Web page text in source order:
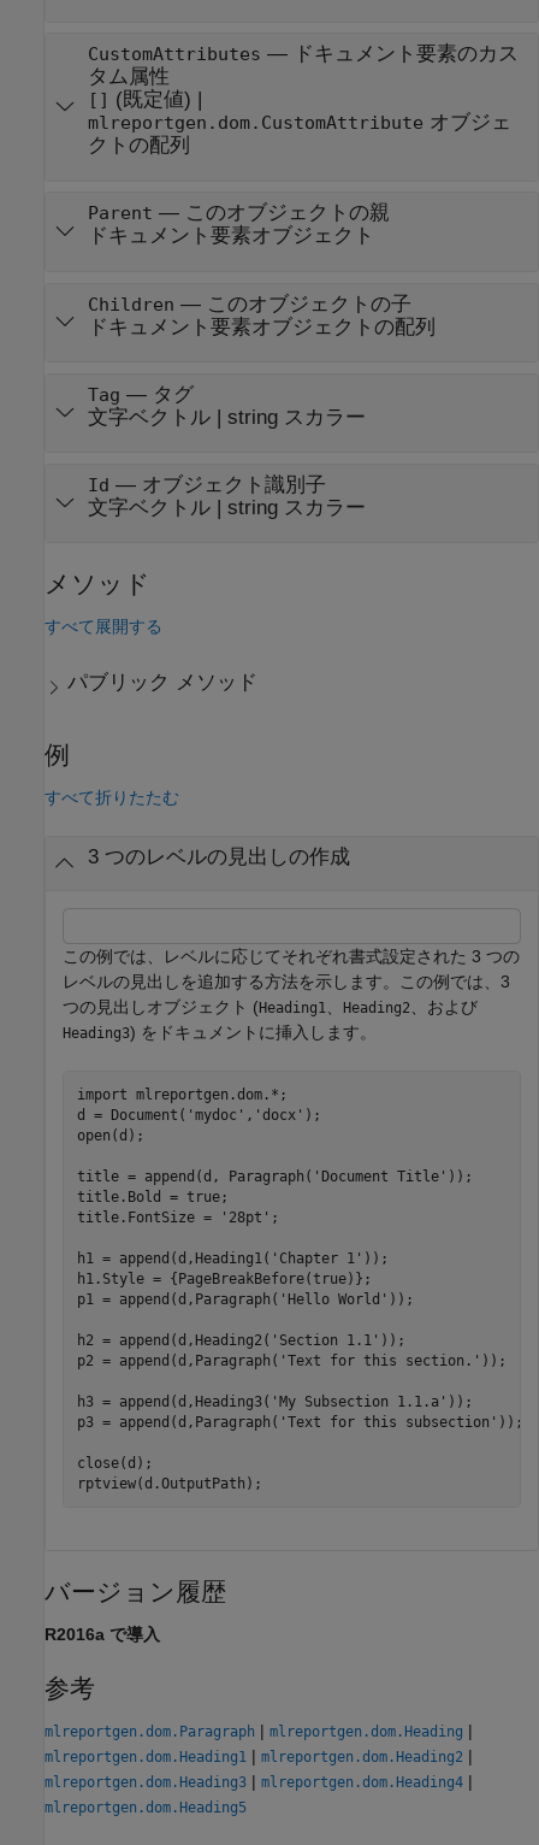
CustomAttributes —
ドキュメント要素のカス
タム属性
[] (既定値) |
mlreportgen.dom.CustomAttribute オブジェ
クトの配列
Parent — このオブジェクトの親
ドキュメント要素オブジェクト
Children — このオブジェクトの子
ドキュメント要素オブジェクトの配列
Tag — タグ
文字ベクトル| string スカラー
Id — オブジェクト識別子
文字ベクトル| string スカラー
メソッド
すべて展開する
パブリック メソッド
例
すべて折りたたむ
3 つのレベルの見出しの作成
この例では、レベルに応じてそれぞれ書式設定された 3 つの
レベルの見出しを追加する方法を示します。この例では、3
つの見出しオブジェクト (Heading1 Heading2 、および
Heading3) をドキュメントに挿入します。
import mlreportgen.dom.* ;
d = Document( 'mydoc' , 'docx' );
open(d);
title = append(d, Paragraph( 'Document Title' ));
title.Bold = true;
title.FontSize =
'28pt' ;
h1 = append(d,Heading1( 'Chapter 1' ));
h1.Style = {PageBreakBefore(true)};
p1 = append(d,Paragraph( 'Hello World' ));
h2 = append(d,Heading2( 'Section 1.1' ));
p2 = append(d,Paragraph( 'Text for this section.' ));
h3 = append(d,Heading3( 'My Subsection 1.1.a' ));
p3 = append(d,Paragraph( 'Text for this subsection' ));
close(d);
バージョン履歴
R2016a で導入
参考
mlreportgen.dom.Paragraph | mlreportgen.dom.Heading |
mlreportgen.dom.Heading1 | mlreportgen.dom.Heading2 |
mlreportgen.dom.Heading3 | mlreportgen.dom.Heading4 |
mlreportgen.dom.Heading5